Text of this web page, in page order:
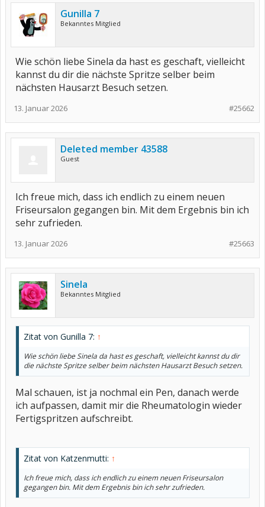
Gunilla 7
Bekanntes Mitglied
Wie schön liebe Sinela da hast es geschaft, vielleicht
kannst du dir die nächste Spritze selber beim
nächsten Hausarzt Besuch setzen.
#25662
13. Januar 2026
Deleted member 43588
Guest
Ich freue mich, dass ich endlich zu einem neuen
Friseursalon gegangen bin. Mit dem Ergebnis bin ich
sehr zufrieden.
#25663
13. Januar 2026
Sinela
Bekanntes Mitglied
Zitat von Gunilla 7: ↑
Wie schön liebe Sinela da hast es geschaft, vielleicht kannst du dir
die nächste Spritze selber beim nächsten Hausarzt Besuch setzen.
Mal schauen, ist ja nochmal ein Pen, danach werde
ich aufpassen, damit mir die Rheumatologin wieder
Fertigspritzen aufschreibt.
Zitat von Katzenmutti: ↑
Ich freue mich, dass ich endlich zu einem neuen Friseursalon
gegangen bin. Mit dem Ergebnis bin ich sehr zufrieden.